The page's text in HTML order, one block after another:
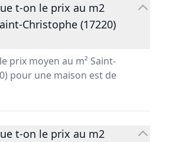
t-on le prix au m2
Christophe (17220)
prix moyen au m² Saint-
pour une maison est de
t-on le prix au m2